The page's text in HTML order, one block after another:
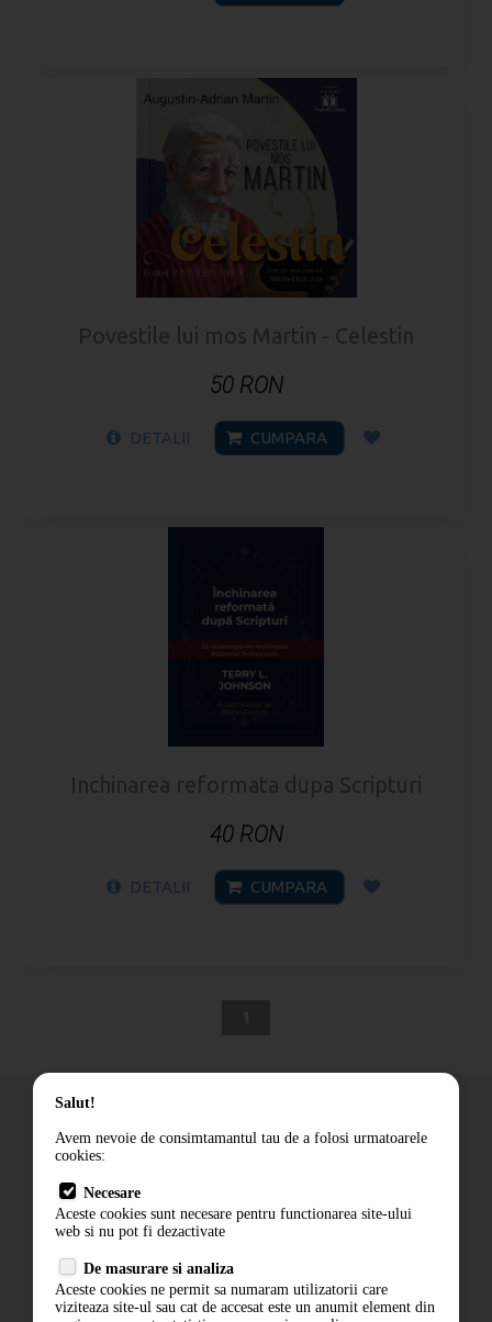
Povestile lui mos Martin - Celestin
50 RON
DETALII CUMPARA
Inchinarea reformata dupa Scripturi
40 RON
DETALII CUMPARA
Cum comand
Livrare
Contact
Politica de confidentialitate
ANPC
Salut!
Avem nevoie de consimtamantul tau de a folosi urmatoarele
cookies:
Necesare
Aceste cookies sunt necesare pentru functionarea site-ului
web si nu pot fi dezactivate
De masurare si analiza
Aceste cookies ne permit sa numaram utilizatorii care
viziteaza site-ul sau cat de accesat este un anumit element din